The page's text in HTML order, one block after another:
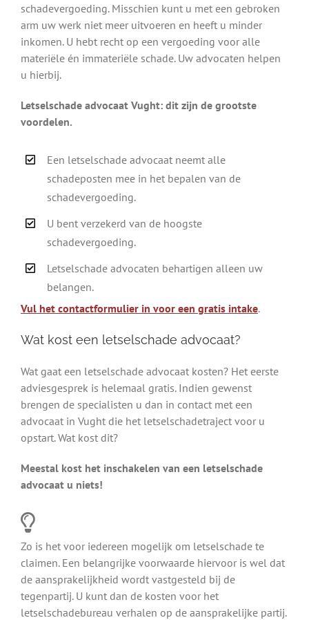
schadevergoeding. Misschien kunt u met een gebroken
arm uw werk niet meer uitvoeren en heeft u minder
inkomen. U hebt recht op een vergoeding voor alle
materiële én immateriële schade. Uw advocaten helpen
u hierbij.
Letselschade advocaat Vught: dit zijn de grootste
voordelen.
Een letselschade advocaat neemt alle
schadeposten mee in het bepalen van de
schadevergoeding.
U bent verzekerd van de hoogste
schadevergoeding.
Letselschade advocaten behartigen alleen uw
belangen.
Vul het contactformulier in voor een gratis intake.
Wat kost een letselschade advocaat?
Wat gaat een letselschade advocaat kosten? Het eerste
adviesgesprek is helemaal gratis. Indien gewenst
brengen de specialisten u dan in contact met een
advocaat in Vught die het letselschadetraject voor u
opstart. Wat kost dit?
Meestal kost het inschakelen van een letselschade
advocaat u niets!
Zo is het voor iedereen mogelijk om letselschade te
claimen. Een belangrijke voorwaarde hiervoor is wel dat
de aansprakelijkheid wordt vastgesteld bij de
tegenpartij. U kunt dan de kosten voor het
letselschadebureau verhalen op de aansprakelijke partij.